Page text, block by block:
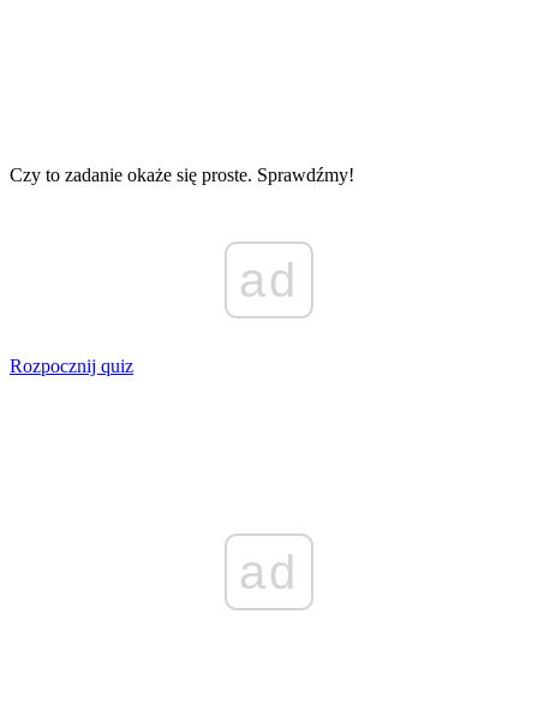
Czy to zadanie okaże się proste. Sprawdźmy!
ad
Rozpocznij quiz
ad